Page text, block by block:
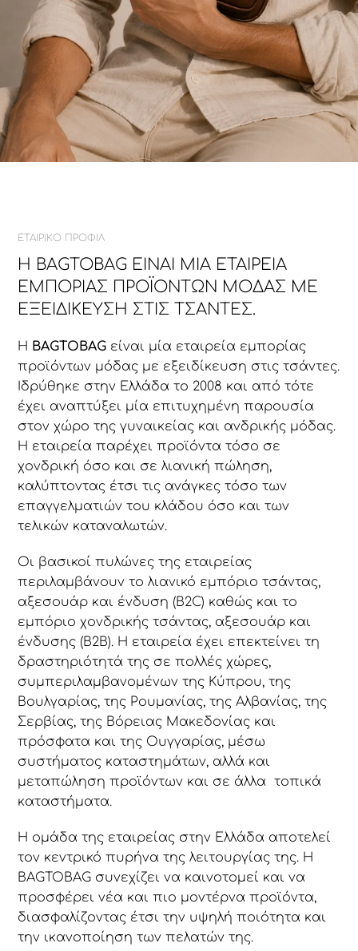
ΕΤΑΙΡΙΚΟ ΠΡΟΦΙΛ
Η BAGTOBAG ΕΊΝΑΙ ΜΊΑ ΕΤΑΙΡΕΊΑ
ΕΜΠΟΡΊΑΣ ΠΡΟΪΌΝΤΩΝ ΜΌΔΑΣ ΜΕ
ΕΞΕΙΔΊΚΕΥΣΗ ΣΤΙΣ ΤΣΆΝΤΕΣ.
Η BAGTOBAG είναι μία εταιρεία εμπορίας
προϊόντων μόδας με εξειδίκευση στις τσάντες.
Ιδρύθηκε στην Ελλάδα το 2008 και από τότε
έχει αναπτύξει μία επιτυχημένη παρουσία
στον χώρο της γυναικείας και ανδρικής μόδας.
Η εταιρεία παρέχει προϊόντα τόσο σε
χονδρική όσο και σε λιανική πώληση,
καλύπτοντας έτσι τις ανάγκες τόσο των
επαγγελματιών του κλάδου όσο και των
τελικών καταναλωτών.
Οι βασικοί πυλώνες της εταιρείας
περιλαμβάνουν το λιανικό εμπόριο τσάντας,
αξεσουάρ και ένδυση (B2C) καθώς και το
εμπόριο χονδρικής τσάντας, αξεσουάρ και
ένδυσης (B2B). Η εταιρεία έχει επεκτείνει τη
δραστηριότητά της σε πολλές χώρες,
συμπεριλαμβανομένων της Κύπρου, της
Βουλγαρίας, της Ρουμανίας, της Αλβανίας, της
Σερβίας, της Βόρειας Μακεδονίας και
πρόσφατα και της Ουγγαρίας, μέσω
συστήματος καταστημάτων, αλλά και
μεταπώληση προϊόντων και σε άλλα τοπικά
καταστήματα.
Η ομάδα της εταιρείας στην Ελλάδα αποτελεί
τον κεντρικό πυρήνα της λειτουργίας της. Η
BAGTOBAG συνεχίζει να καινοτομεί και να
προσφέρει νέα και πιο μοντέρνα προϊόντα,
διασφαλίζοντας έτσι την υψηλή ποιότητα και
την ικανοποίηση των πελατών της.